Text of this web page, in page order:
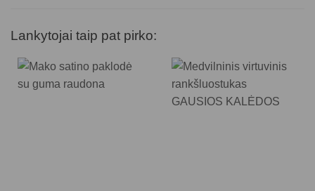
Lankytojai taip pat pirko: